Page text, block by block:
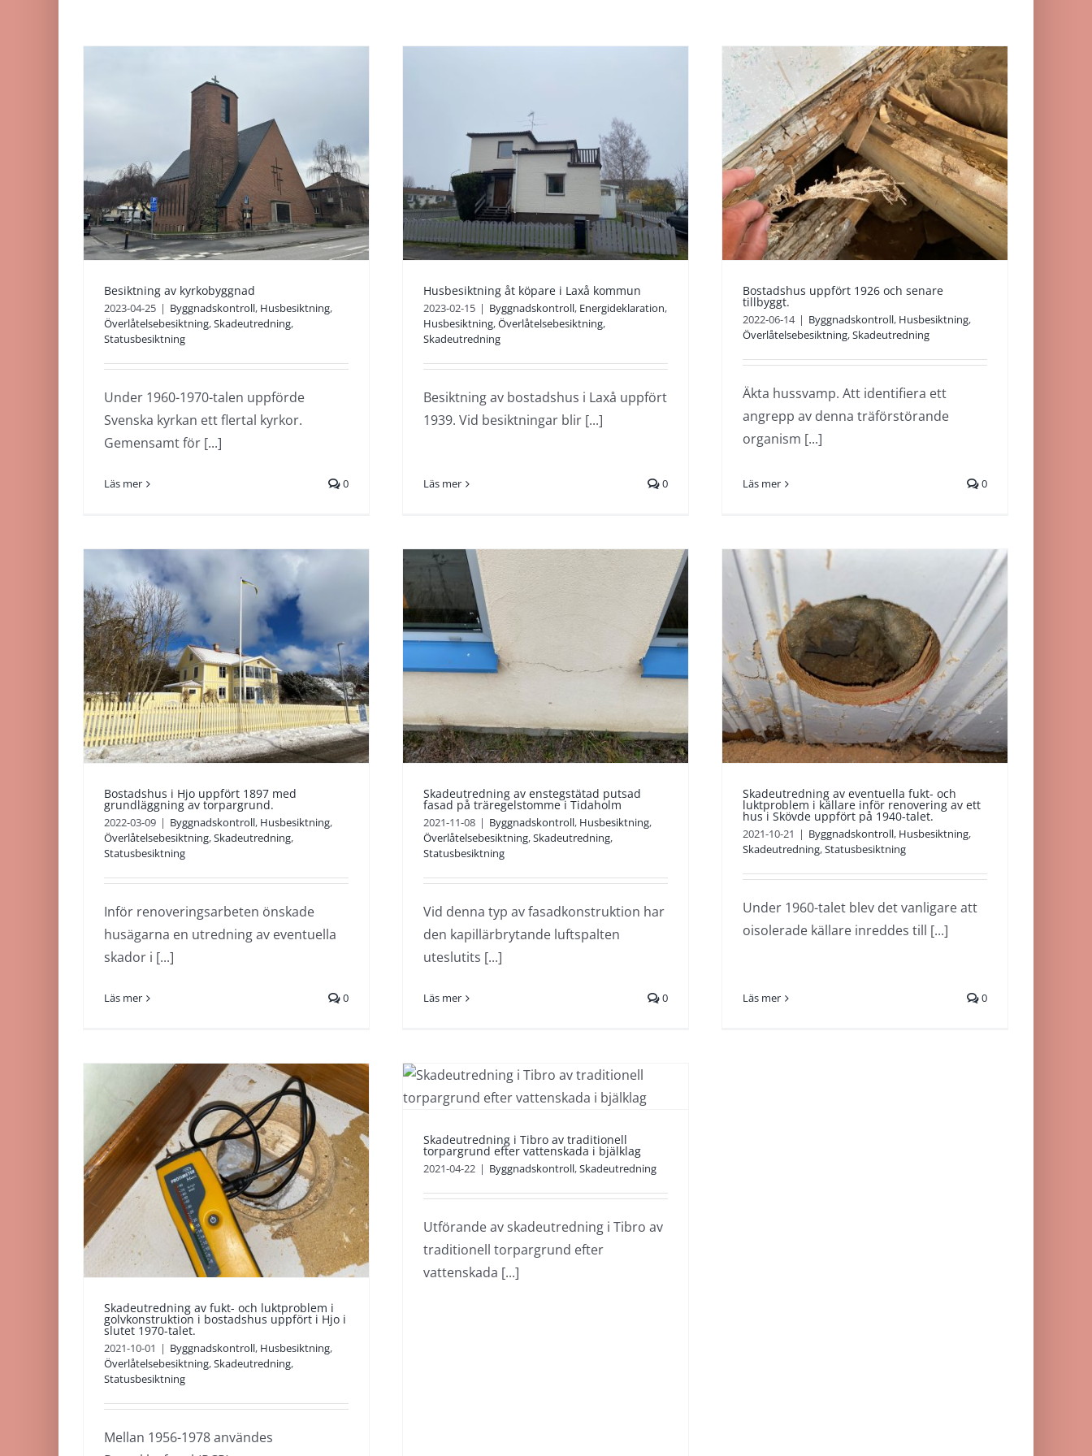
Besiktning av kyrkobyggnad
2023-04-25 | Byggnadskontroll, Husbesiktning,
Överlåtelsebesiktning,Skadeutredning,
Statusbesiktning
Under 1960-1970-talen uppförde
Svenska kyrkan ett flertal kyrkor.
Gemensamt för [...]
Läs mer 0
Husbesiktning åt
köpare i Laxå
kommun
Byggnadskontroll
Energideklaration
Husbesiktning Överlåtelsebesiktning
Skadeutredning
Husbesiktning åt köpare i Laxå kommun
2023-02-15 | Byggnadskontroll, Energideklaration,
Husbesiktning,Överlåtelsebesiktning,
Skadeutredning
Besiktning av bostadshus i Laxå uppfört
1939. Vid besiktningar blir [...]
Läs mer 0
Bostadshus uppfört
1926 och senare
tillbyggt.
Byggnadskontroll
Husbesiktning
Överlåtelsebesiktning Skadeutredning
Bostadshus uppfört 1926 och senare
tillbyggt.
2022-06-14 | Byggnadskontroll, Husbesiktning,
Överlåtelsebesiktning,Skadeutredning
Äkta hussvamp. Att identifiera ett
angrepp av denna träförstörande
organism [...]
Läs mer 0
Bostadshus i Hjo uppfört 1897 med
grundläggning av torpargrund.
2022-03-09 | Byggnadskontroll, Husbesiktning,
Överlåtelsebesiktning,Skadeutredning,
Statusbesiktning
Inför renoveringsarbeten önskade
husägarna en utredning av eventuella
skador i [...]
Läs mer 0
Skadeutredning av
enstegstätad putsad
fasad på
träregelstomme i
Tidaholm
Byggnadskontroll Husbesiktning
Överlåtelsebesiktning Skadeutredning
Skadeutredning av enstegstätad putsad
fasad på träregelstomme i Tidaholm
2021-11-08 | Byggnadskontroll, Husbesiktning,
Överlåtelsebesiktning,Skadeutredning,
Statusbesiktning
Vid denna typ av fasadkonstruktion har
den kapillärbrytande luftspalten
uteslutits [...]
Läs mer 0
Skadeutredning av
eventuella fukt- och
luktproblem i källare
inför renovering av ett
hus i Skövde uppfört
på 1940-talet.
Byggnadskontroll Husbesiktning
Skadeutredning av eventuella fukt- och
luktproblem i källare inför renovering av ett
hus i Skövde uppfört på 1940-talet.
2021-10-21 | Byggnadskontroll, Husbesiktning,
Skadeutredning,Statusbesiktning
Under 1960-talet blev det vanligare att
oisolerade källare inreddes till [...]
Läs mer 0
Skadeutredning av fukt- och luktproblem i
golvkonstruktion i bostadshus uppfört i Hjo i
slutet 1970-talet.
2021-10-01 | Byggnadskontroll, Husbesiktning,
Överlåtelsebesiktning,Skadeutredning,
Statusbesiktning
Mellan 1956-1978 användes
Tibro av traditionell
torpargrund efter
vattenskada i bjälklag
Byggnadskontroll Skadeutredning
Skadeutredning i Tibro av traditionell
torpargrund efter vattenskada i bjälklag
2021-04-22 | Byggnadskontroll,Skadeutredning
Utförande av skadeutredning i Tibro av
traditionell torpargrund efter
vattenskada [...]